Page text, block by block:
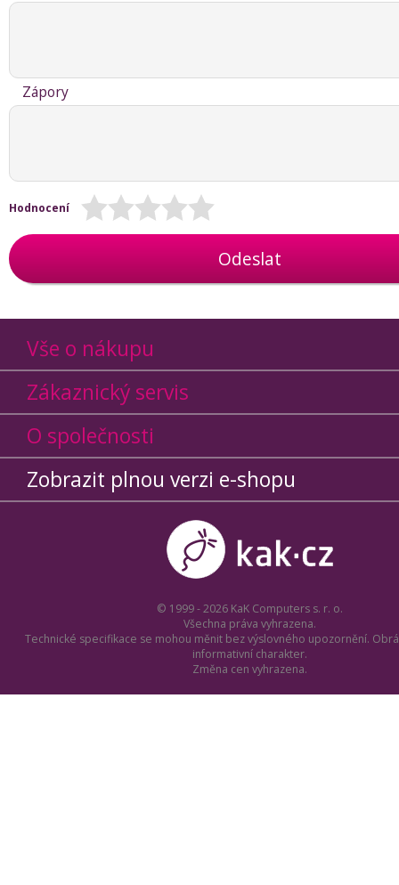
Zápory
Hodnocení
Odeslat
Vše o nákupu
Zákaznický servis
O společnosti
Zobrazit plnou verzi e-shopu
© 1999 - 2026 KaK Computers s. r. o.
Všechna práva vyhrazena.
Technické specifikace se mohou měnit bez výslovného upozornění.
informativní charakter.
Změna cen vyhrazena.